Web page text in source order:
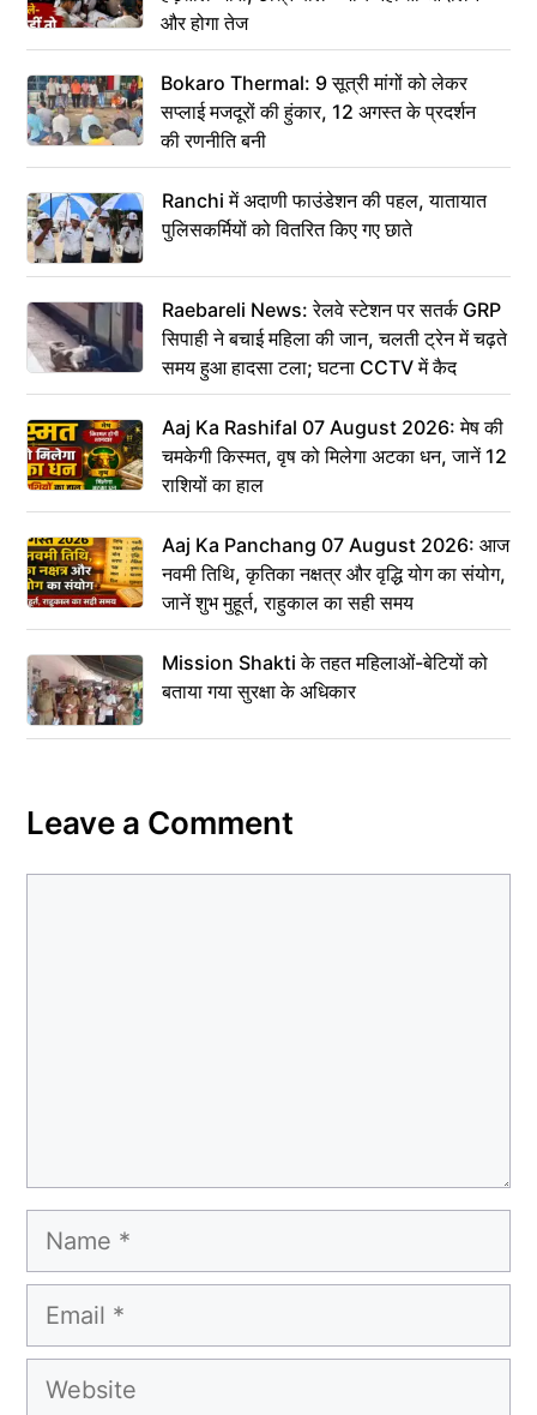
और होगा तेज
Bokaro Thermal: 9 सूत्री मांगों को लेकर
सप्लाई मजदूरों की हुंकार, 12 अगस्त के प्रदर्शन
की रणनीति बनी
Ranchi में अदाणी फाउंडेशन की पहल, यातायात
पुलिसकर्मियों को वितरित किए गए छाते
Raebareli News: रेलवे स्टेशन पर सतर्क GRP
सिपाही ने बचाई महिला की जान, चलती ट्रेन में चढ़ते
समय हुआ हादसा टला; घटना CCTV में कैद
Aaj Ka Rashifal 07 August 2026: मेष की
चमकेगी किस्मत, वृष को मिलेगा अटका धन, जानें 12
राशियों का हाल
Aaj Ka Panchang 07 August 2026: आज
नवमी तिथि, कृतिका नक्षत्र और वृद्धि योग का संयोग,
जानें शुभ मुहूर्त, राहुकाल का सही समय
Mission Shakti के तहत महिलाओं-बेटियों को
बताया गया सुरक्षा के अधिकार
Leave a Comment
Name
Email
Website